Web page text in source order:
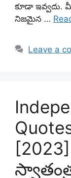
కూడా ఇవ్వదు.
నిజమైన …
Leave a